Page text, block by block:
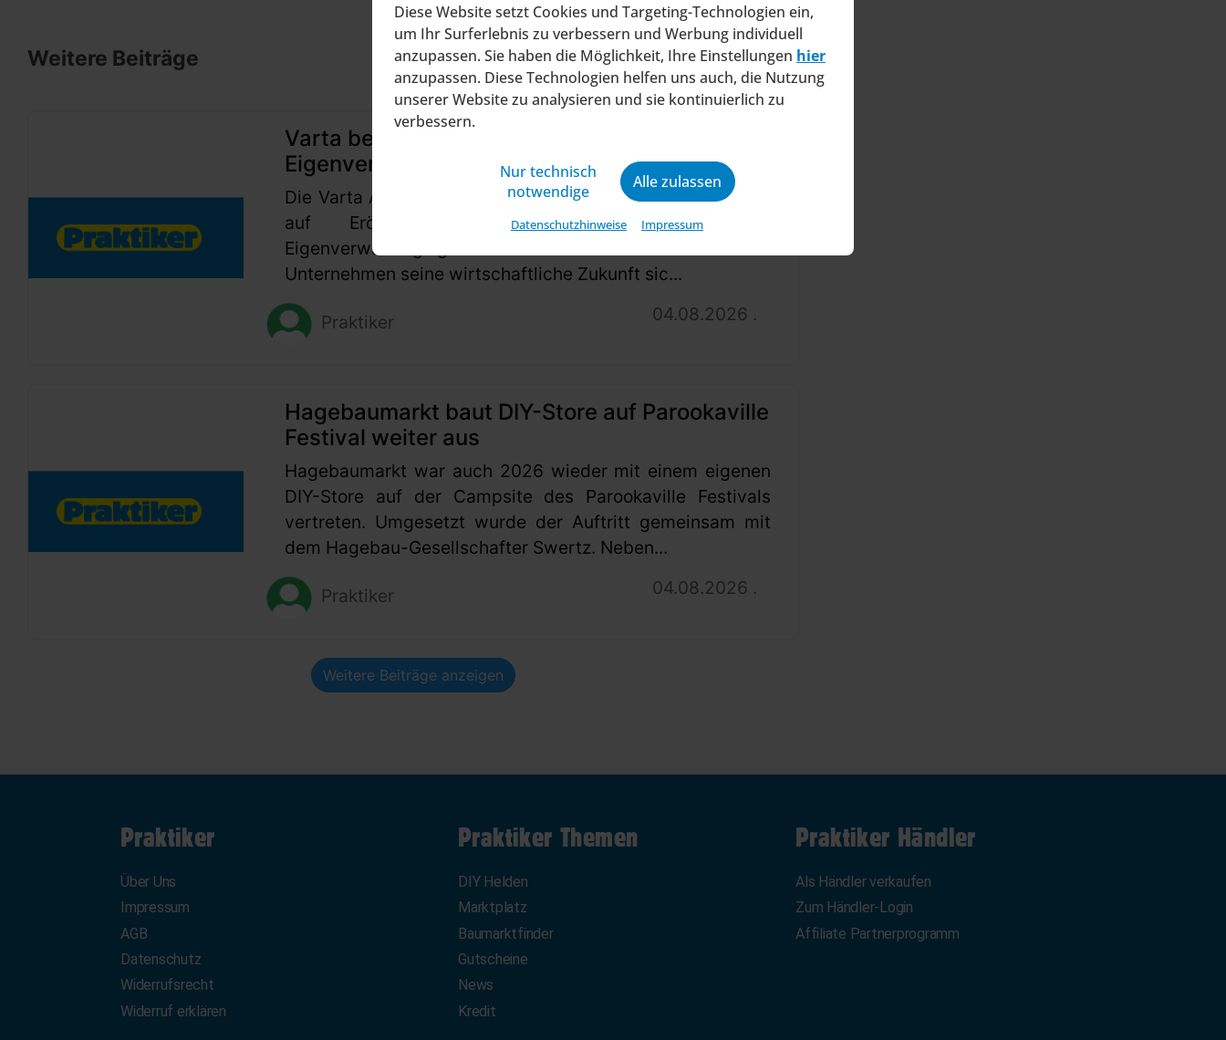
Diese Website setzt Cookies und Targeting-Technologien ein,
um Ihr Surferlebnis zu verbessern und Werbung individuell
anzupassen. Sie haben die Möglichkeit, Ihre Einstellungen hier
anzupassen. Diese Technologien helfen uns auch, die Nutzung
unserer Website zu analysieren und sie kontinuierlich zu
verbessern.
Nur technisch
notwendige
Alle zulassen
Datenschutzhinweise Impressum
Weitere Beiträge
Varta beantragt Insolvenzverfahren in
Eigenverwaltung
Die Varta AG hat beim Amtsgericht Stuttgart einen Antrag
auf Eröffnung eines Insolvenzverfahrens in
Eigenverwaltung gestellt. Mit diesem Schritt will das
Unternehmen seine wirtschaftliche Zukunft sic...
Praktiker 04.08.2026 .
Hagebaumarkt baut DIY-Store auf Parookaville
Festival weiter aus
Hagebaumarkt war auch 2026 wieder mit einem eigenen
DIY-Store auf der Campsite des Parookaville Festivals
vertreten. Umgesetzt wurde der Auftritt gemeinsam mit
dem Hagebau-Gesellschafter Swertz. Neben...
Praktiker 04.08.2026 .
Weitere Beiträge anzeigen
Praktiker
Über Uns
Impressum
AGB
Datenschutz
Widerrufsrecht
Widerruf erklären
Praktiker Themen
DIY Helden
Marktplatz
Baumarktfinder
Gutscheine
News
Kredit
Praktiker Händler
Als Händler verkaufen
Zum Händler-Login
Affiliate Partnerprogramm